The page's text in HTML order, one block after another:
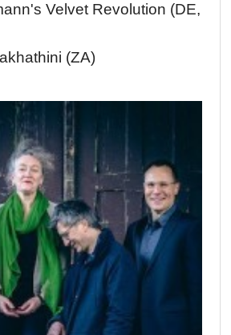
Velvet Revolution (DE,
(ZA)